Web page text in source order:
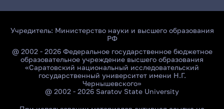
Учредитель: Министерство науки и высшего образования
РФ
@ 2002 - 2026 Федеральное государственное бюджетное
образовательное учреждение высшего образования
«Саратовский национальный исследовательский
государственный университет имени Н.Г.
Чернышевского»
@ 2002 - 2026 Saratov State University